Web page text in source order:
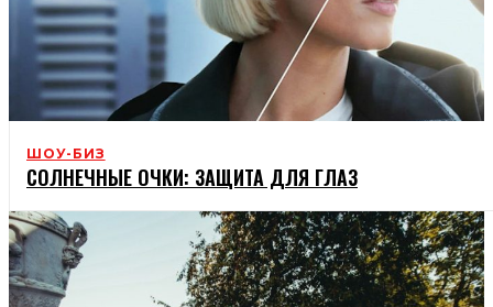
ШОУ-БИЗ
СОЛНЕЧНЫЕ ОЧКИ: ЗАЩИТА ДЛЯ ГЛАЗ